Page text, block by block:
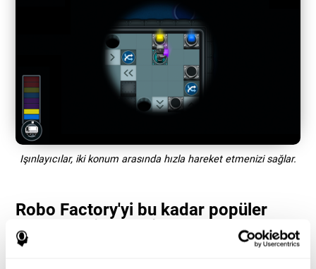
Işınlayıcılar, iki konum arasında hızla hareket etmenizi sağlar.
Robo Factory'yi bu kadar popüler
yapan nedir? - Tarih